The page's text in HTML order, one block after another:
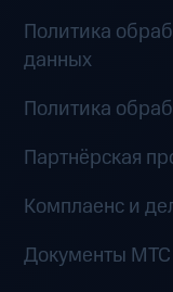
Политика
данных
Политика
Партнёрская
Комплаенс и
Документы